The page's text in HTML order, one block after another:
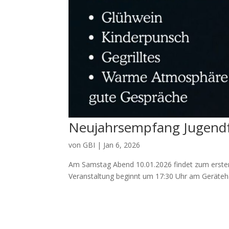
Neujahrsempfang
von GBI | Jan 6, 2026
Am Samstag Abend 10.01.2026 findet zum
Veranstaltung beginnt um 17:30 Uhr am